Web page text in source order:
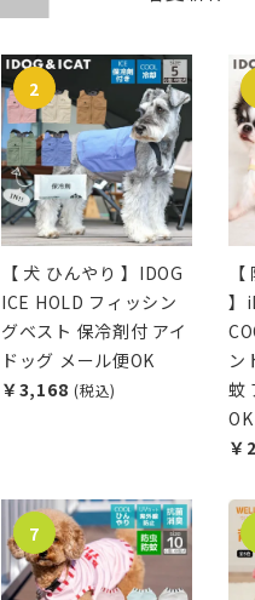
【 犬 ひんやり 】IDOG
ICE HOLD フィッシン
グベスト 保冷剤付 アイ
ドッグ メール便OK
￥3,168 (税込)
】
ン
蚊
OK
￥